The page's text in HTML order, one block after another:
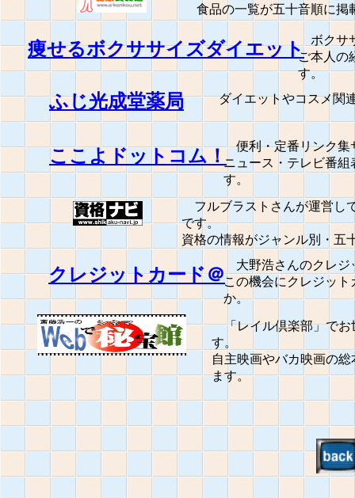
ボクサ
ご本人の
す。
痩せるボクササイズダイエット
食品の一覧が五十音順に掲
「レイル倶楽部」でお
す。
自主映画やバカ映画の
ます。
大野浩さんのクレジ
この機会にクレジッ
か。
フルブラストさんが運営し
です。
資格の情報がジャンル別・五
クレジットカード＠
便利・定番リンク集
ニュース・テレビ番
す。
ここよドットコム！
ダイエットやコスメ関連
ふじ光成堂薬局